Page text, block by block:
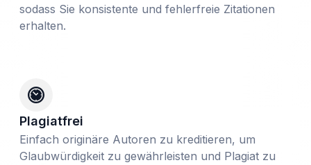
sodass Sie konsistente und fehlerfreie Zitationen
erhalten.
Plagiatfrei
Einfach originäre Autoren zu kreditieren, um
Glaubwürdigkeit zu gewährleisten und Plagiat zu